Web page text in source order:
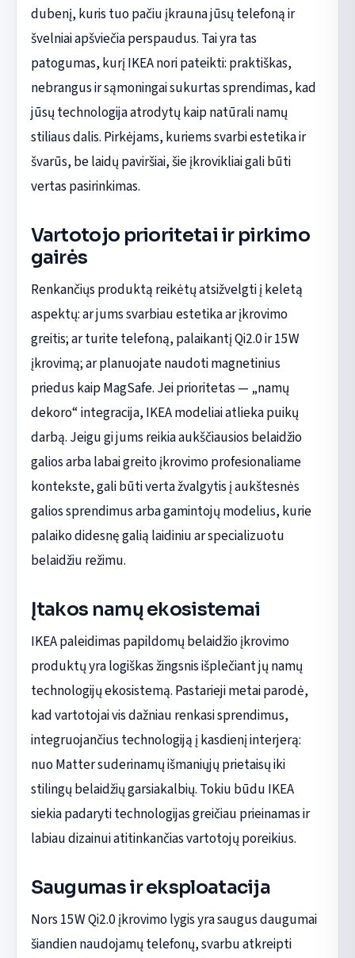
dubenį, kuris tuo pačiu įkrauna jūsų telefoną ir
švelniai apšviečia perspaudus. Tai yra tas
patogumas, kurį IKEA nori pateikti: praktiškas,
nebrangus ir sąmoningai sukurtas sprendimas, kad
jūsų technologija atrodytų kaip natūrali namų
stiliaus dalis. Pirkėjams, kuriems svarbi estetika ir
švarūs, be laidų paviršiai, šie įkrovikliai gali būti
vertas pasirinkimas.
Vartotojo prioritetai ir pirkimo
gairės
Renkančiųs produktą reikėtų atsižvelgti į keletą
aspektų: ar jums svarbiau estetika ar įkrovimo
greitis; ar turite telefoną, palaikantį Qi2.0 ir 15W
įkrovimą; ar planuojate naudoti magnetinius
priedus kaip MagSafe. Jei prioritetas — „namų
dekoro“ integracija, IKEA modeliai atlieka puikų
darbą. Jeigu gi jums reikia aukščiausios belaidžio
galios arba labai greito įkrovimo profesionaliame
kontekste, gali būti verta žvalgytis į aukštesnės
galios sprendimus arba gamintojų modelius, kurie
palaiko didesnę galią laidiniu ar specializuotu
belaidžiu režimu.
Įtakos namų ekosistemai
IKEA paleidimas papildomų belaidžio įkrovimo
produktų yra logiškas žingsnis išplečiant jų namų
technologijų ekosistemą. Pastarieji metai parodė,
kad vartotojai vis dažniau renkasi sprendimus,
integruojančius technologiją į kasdienį interjerą:
nuo Matter suderinamų išmaniųjų prietaisų iki
stilingų belaidžių garsiakalbių. Tokiu būdu IKEA
siekia padaryti technologijas greičiau prieinamas ir
labiau dizainui atitinkančias vartotojų poreikius.
Saugumas ir eksploatacija
Nors 15W Qi2.0 įkrovimo lygis yra saugus daugumai
šiandien naudojamų telefonų, svarbu atkreipti